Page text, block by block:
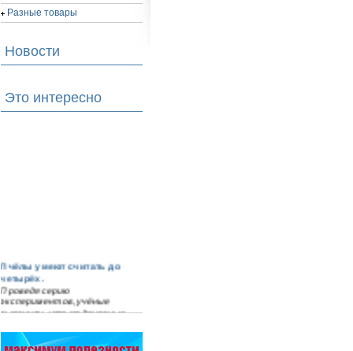
Разные товары
Новости
Это интересно
Пчёлы умеют считать до
четырёх.
Проведя серию
экспериментов, учёные
выяснили, что медоносные
Варроадез - это лучшее